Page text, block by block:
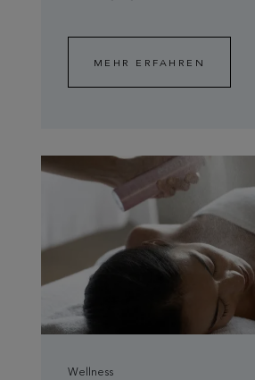
MEHR ERFAHREN
Wellness